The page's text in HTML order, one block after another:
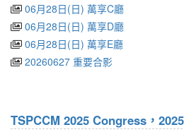
06月28日(日) 萬享C廳
06月28日(日) 萬享D廳
06月28日(日) 萬享E廳
20260627 重要合影
TSPCCM 2025 Congress，